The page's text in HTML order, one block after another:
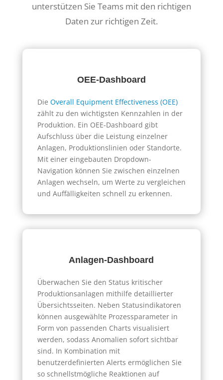
unterstützen Sie Teams mit den richtigen
Daten zur richtigen Zeit.
OEE-Dashboard
Die Overall Equipment Effectiveness (OEE)
zählt zu den wichtigsten Kennzahlen in der
Produktion. Ein OEE-Dashboard gibt
Aufschluss über die Leistung einzelner
Anlagen, Produktionslinien oder Standorte.
Mit einer eingebauten Dropdown-
Navigation können Sie zwischen einzelnen
Anlagen wechseln, um Werte zu vergleichen
und Auffälligkeiten schnell zu erkennen.
Anlagen-Dashboard
Überwachen Sie den Status kritischer
Produktionsanlagen mithilfe detaillierter
Übersichtsseiten. Neben Statusindikatoren
können ausgewählte Prozessparameter in
Form von passenden Charts visualisiert
werden, sodass Anomalien sofort sichtbar
sind. In Kombination mit
benutzerdefinierten Alerts ermöglichen Sie
so schnellstmögliche Reaktionen auf